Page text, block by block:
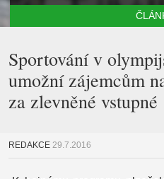
Sportování v
umožní zájemcům
za zlevněné vstupné
REDAKCE 29.7.2016